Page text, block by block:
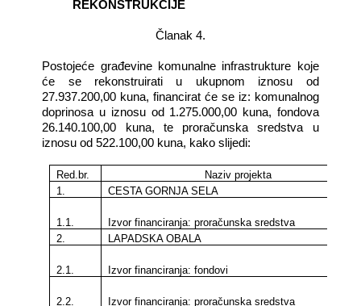
REKONSTRUKCIJE
Članak 4.
Postojeće građevine komunalne infrastrukture koje
će se rekonstruirati u ukupnom iznosu od
27.937.200,00 kuna, financirat će se iz: komunalnog
doprinosa u iznosu od 1.275.000,00 kuna, fondova
26.140.100,00 kuna, te proračunska sredstva u
iznosu od 522.100,00 kuna, kako slijedi:
Red.br.
Naziv projekta
1.
CESTA GORNJA SELA
1.1.
Izvor financiranja: proračunska sredstva
2.
LAPADSKA OBALA
2.1. Izvor financiranja: fondovi
2.2. Izvor financiranja: proračunska sredstva